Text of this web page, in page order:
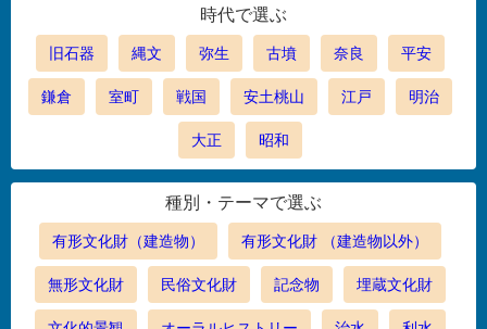
時代で選ぶ
旧石器 縄文 弥生 古墳 奈良 平安
鎌倉 室町 戦国 安土桃山 江戸 明治
大正 昭和
種別・テーマで選ぶ
有形文化財（建造物） 有形文化財 （建造物以外）
無形文化財 民俗文化財 記念物 埋蔵文化財